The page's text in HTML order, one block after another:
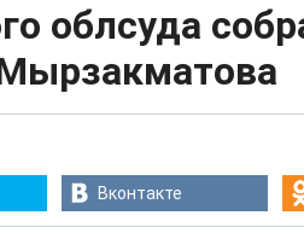
облсуда
Вконтакте